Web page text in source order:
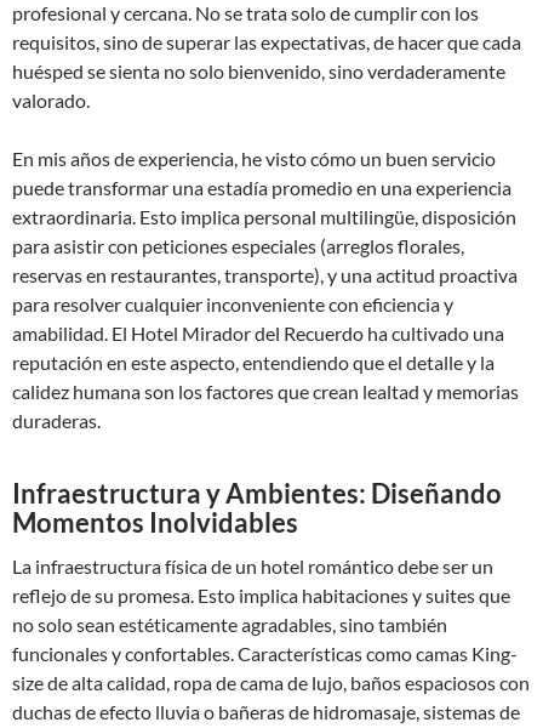
profesional y cercana. No se trata solo de cumplir con los
requisitos, sino de superar las expectativas, de hacer que cada
huésped se sienta no solo bienvenido, sino verdaderamente
valorado.
En mis años de experiencia, he visto cómo un buen servicio
puede transformar una estadía promedio en una experiencia
extraordinaria. Esto implica personal multilingüe, disposición
para asistir con peticiones especiales (arreglos florales,
reservas en restaurantes, transporte), y una actitud proactiva
para resolver cualquier inconveniente con eficiencia y
amabilidad. El Hotel Mirador del Recuerdo ha cultivado una
reputación en este aspecto, entendiendo que el detalle y la
calidez humana son los factores que crean lealtad y memorias
duraderas.
Infraestructura y Ambientes: Diseñando
Momentos Inolvidables
La infraestructura física de un hotel romántico debe ser un
reflejo de su promesa. Esto implica habitaciones y suites que
no solo sean estéticamente agradables, sino también
funcionales y confortables. Características como camas King-
size de alta calidad, ropa de cama de lujo, baños espaciosos con
duchas de efecto lluvia o bañeras de hidromasaje, sistemas de